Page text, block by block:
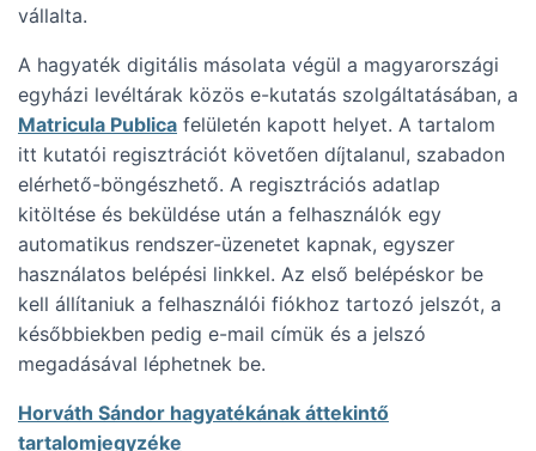
vállalta.
A hagyaték digitális másolata végül a magyarországi
egyházi levéltárak közös e-kutatás szolgáltatásában, a
Matricula Publica felületén kapott helyet. A tartalom
itt kutatói regisztrációt követően díjtalanul, szabadon
elérhető-böngészhető. A regisztrációs adatlap
kitöltése és beküldése után a felhasználók egy
automatikus rendszer-üzenetet kapnak, egyszer
használatos belépési linkkel. Az első belépéskor be
kell állítaniuk a felhasználói fiókhoz tartozó jelszót, a
későbbiekben pedig e-mail címük és a jelszó
megadásával léphetnek be.
Horváth Sándor hagyatékának áttekintő
tartalomjegyzéke